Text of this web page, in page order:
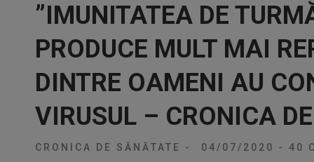
”IMUNITATEA DE
PRODUCE MULT MAI
DINTRE OAMENI AU
VIRUSUL – CRONICA
CRONICA DE SĂNĂTATE - 04/07/2020 - 40